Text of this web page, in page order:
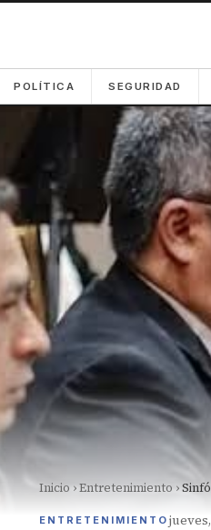
POLÍTICA SEGURIDAD
Inicio ›Entretenimiento›
ENTRETENIMIENTO